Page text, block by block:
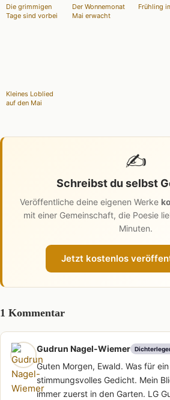
Die grimmigen
Tage sind vorbei
Der Wonnemonat
Mai erwacht
Frühling
Kleines Loblied
auf den Mai
✍️
Schreibst du selbst
Veröffentliche deine eigenen Werke
mit einer Gemeinschaft, die Poesie
Minuten.
Jetzt kostenlos
1 Kommentar
Gudrun Nagel-Wiemer
Guten Morgen, Ewald. Was für
stimmungsvolles Gedicht. Mein
immer zuerst in den Garten. LG